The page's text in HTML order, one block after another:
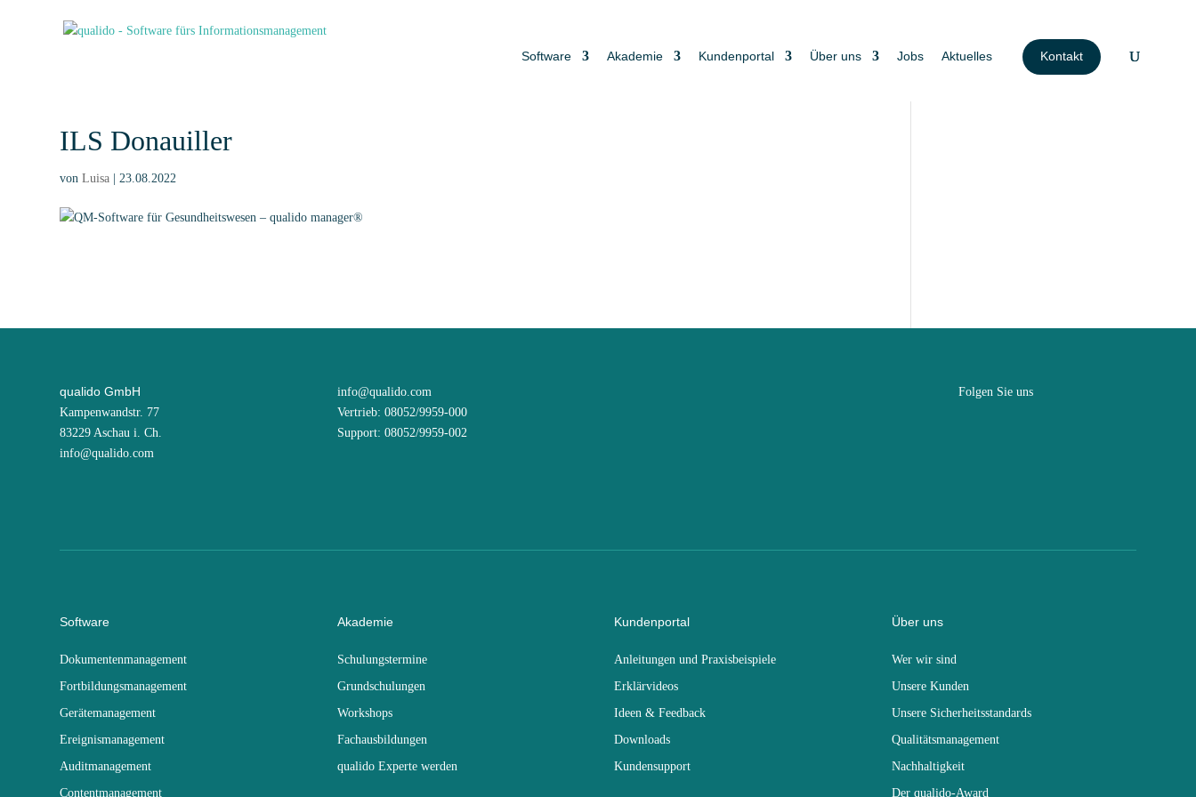
Software Akademie Kundenportal Über uns Jobs Aktuelles Kontakt
ILS Donauiller
vonLuisa |23.08.2022
qualido GmbH
Kampenwandstr. 77
83229 Aschau i. Ch.
info@qualido.com
info@qualido.com
Vertrieb: 08052/9959-000
Support: 08052/9959-002
Folgen Sie uns
Software
Dokumentenmanagement
Fortbildungsmanagement
Gerätemanagement
Ereignismanagement
Auditmanagement
Contentmanagement
Akademie
Schulungstermine
Grundschulungen
Workshops
Fachausbildungen
qualido Experte werden
Kundenportal
Anleitungen und Praxisbeispiele
Erklärvideos
Ideen & Feedback
Downloads
Kundensupport
Über uns
Wer wir sind
Unsere Kunden
Unsere Sicherheitsstandards
Qualitätsmanagement
Nachhaltigkeit
Der qualido-Award